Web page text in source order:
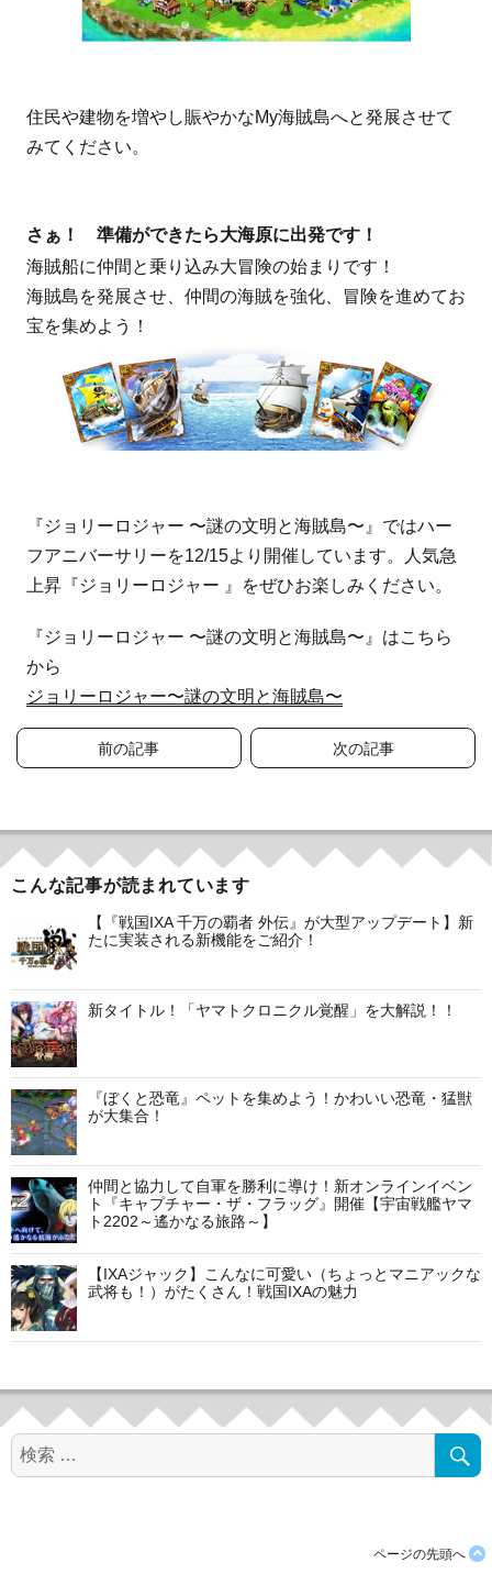
住民や建物を増やし賑やかなMy海賊島へと発展させて
みてください。
さぁ！ 準備ができたら大海原に出発です！
海賊船に仲間と乗り込み大冒険の始まりです！
海賊島を発展させ、仲間の海賊を強化、冒険を進めてお
宝を集めよう！
『ジョリーロジャー 〜謎の文明と海賊島〜』ではハー
フアニバーサリーを12/15より開催しています。人気急
上昇『ジョリーロジャー 』をぜひお楽しみください。
『ジョリーロジャー 〜謎の文明と海賊島〜』はこちら
から
ジョリーロジャー〜謎の文明と海賊島〜
ナ
ビ
ー
シ
ョ
ン
前の記事 次の記事
こんな記事が読まれています
【『戦国IXA 千万の覇者 外伝』が大型アップデート】新
たに実装される新機能をご紹介！
新タイトル！「ヤマトクロニクル覚醒」を大解説！！
『ぼくと恐竜』ペットを集めよう！かわいい恐竜・猛獣
が大集合！
仲間と協力して自軍を勝利に導け！新オンラインイベン
ト『キャプチャー・ザ・フラッグ』開催【宇宙戦艦ヤマ
ト2202～遙かなる旅路～】
【IXAジャック】こんなに可愛い（ちょっとマニアックな
武将も！）がたくさん！戦国IXAの魅力
検
索
ページの先頭へ